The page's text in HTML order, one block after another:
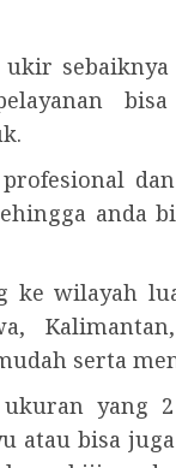
bisa
anda
ke wilayah
serta
yang
atau bisa